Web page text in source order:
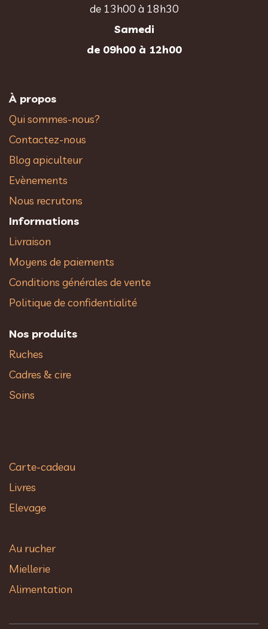
de 13h00 à 18h30
Samedi
de 09h00 à 12h00
À propos
Qui sommes-nous?
Contactez-nous
Blog apiculteur
Evènements
Nous recrutons
Informations
Livraison
Moyens de paiements
Conditions générales de vente
Politique de confidentialité
Nos produits
Ruches
Cadres & cire
Soins
Carte-cadeau
Livres
Elevage
Au rucher​
Miellerie
Alimentation